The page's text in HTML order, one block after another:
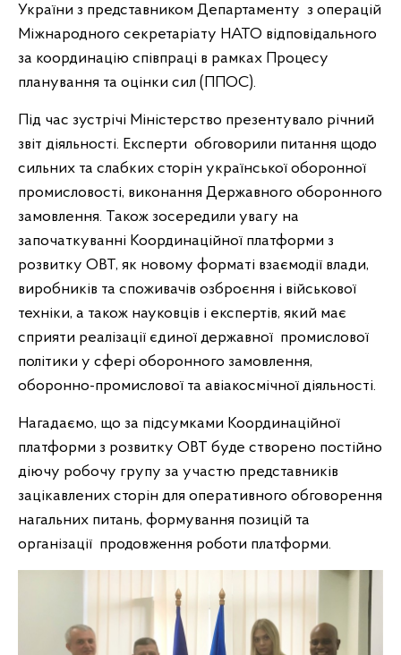
України з представником Департаменту з операцій
Міжнародного секретаріату НАТО відповідального
за координацію співпраці в рамках Процесу
планування та оцінки сил (ППОС).
Під час зустрічі Міністерство презентувало річний
звіт діяльності. Експерти обговорили питання щодо
сильних та слабких сторін української оборонної
промисловості, виконання Державного оборонного
замовлення. Також зосередили увагу на
започаткуванні Координаційної платформи з
розвитку ОВТ, як новому форматі взаємодії влади,
виробників та споживачів озброєння і військової
техніки, а також науковців і експертів, який має
сприяти реалізації єдиної державної промислової
політики у сфері оборонного замовлення,
оборонно-промислової та авіакосмічної діяльності.
Нагадаємо, що за підсумками Координаційної
платформи з розвитку ОВТ буде створено постійно
діючу робочу групу за участю представників
зацікавлених сторін для оперативного обговорення
нагальних питань, формування позицій та
організації продовження роботи платформи.